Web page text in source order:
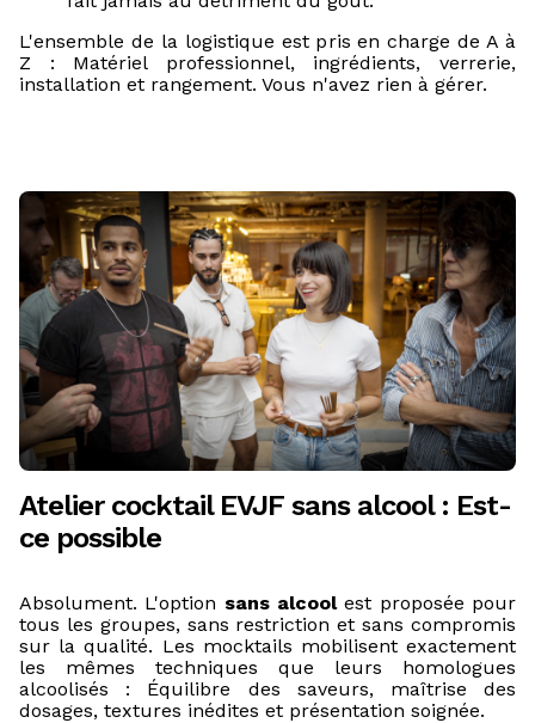
L'ensemble de la logistique est pris en charge de A à
Z : Matériel professionnel, ingrédients, verrerie,
installation et rangement. Vous n'avez rien à gérer.
Atelier cocktail EVJF sans alcool : Est-
ce possible
Absolument. L'option sans alcoolest proposée pour
tous les groupes, sans restriction et sans compromis
sur la qualité. Les mocktails mobilisent exactement
les mêmes techniques que leurs homologues
alcoolisés : Équilibre des saveurs, maîtrise des
dosages, textures inédites et présentation soignée.